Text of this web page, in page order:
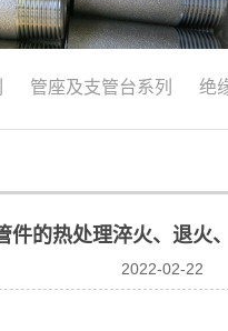
管座及支管台系列 绝
件的热处理淬火、退火
2022-02-22